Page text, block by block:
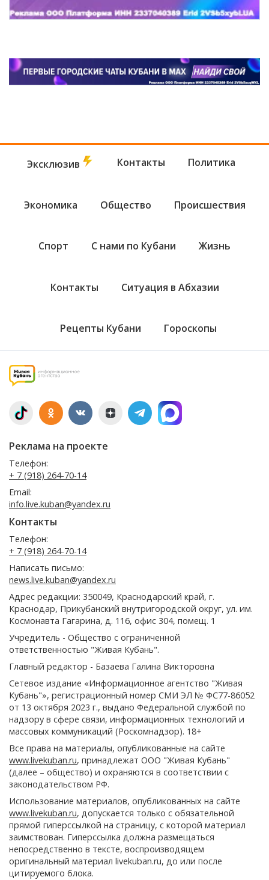
Эксклюзив Контакты Политика
Экономика Общество Происшествия
Спорт С нами по Кубани Жизнь
Контакты Ситуация в Абхазии
Рецепты Кубани Гороскопы
Реклама на проекте
Телефон:
+ 7 (918) 264-70-14
Email:
info.live.kuban@yandex.ru
Контакты
Телефон:
+ 7 (918) 264-70-14
Написать письмо:
news.live.kuban@yandex.ru
Адрес редакции: 350049, Краснодарский край, г.
Краснодар, Прикубанский внутригородской округ, ул. им.
Космонавта Гагарина, д. 116, офис 304, помещ. 1
Учредитель - Общество с ограниченной
ответственностью "Живая Кубань".
Главный редактор - Базаева Галина Викторовна
Сетевое издание «Информационное агентство "Живая
Кубань"», регистрационный номер СМИ ЭЛ № ФС77-86052
от 13 октября 2023 г., выдано Федеральной службой по
надзору в сфере связи, информационных технологий и
массовых коммуникаций (Роскомнадзор). 18+
Все права на материалы, опубликованные на сайте
www.livekuban.ru, принадлежат ООО "Живая Кубань"
(далее – общество) и охраняются в соответствии с
законодательством РФ.
Использование материалов, опубликованных на сайте
www.livekuban.ru, допускается только с обязательной
прямой гиперссылкой на страницу, с которой материал
заимствован. Гиперссылка должна размещаться
непосредственно в тексте, воспроизводящем
оригинальный материал livekuban.ru, до или после
цитируемого блока.